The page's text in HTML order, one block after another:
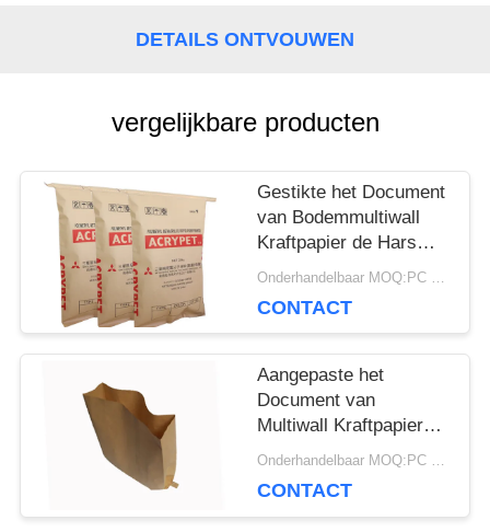
SITEMAP
PRIVACY
DETAILS ONTVOUWEN
vergelijkbare producten
Gestikte het Document
van Bodemmultiwall
Kraftpapier de Hars
van Zak Chemische
Verpakking
Onderhandelbaar MOQ:PC 5000
CONTACT
Aangepaste het
Document van
Multiwall Kraftpapier
Zakken Open Zak met
Grootte van de
Onderhandelbaar MOQ:PC 5000
CONTACT